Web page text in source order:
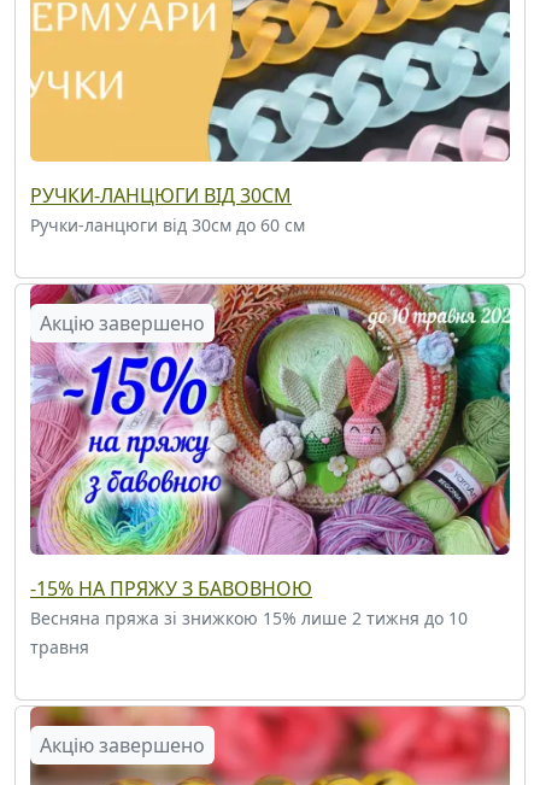
РУЧКИ-ЛАНЦЮГИ ВІД 30СМ
Ручки-ланцюги від 30см до 60 см
Акцію завершено
-15% НА ПРЯЖУ З БАВОВНОЮ
Весняна пряжа зі знижкою 15% лише 2 тижня до 10
травня
Акцію завершено